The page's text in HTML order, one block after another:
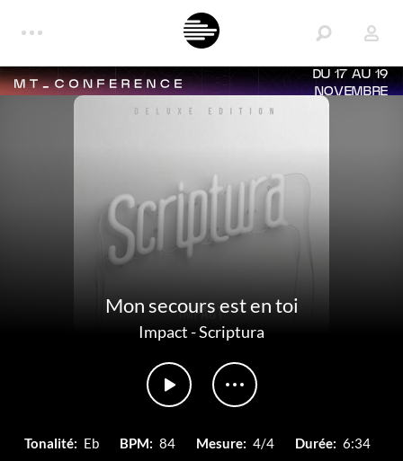
DU 17 AU 19
NOVEMBRE
Mon secours est en toi
Impact-Scriptura
Tonalité: Eb BPM: 84 Mesure: 4/4 Durée: 6:34